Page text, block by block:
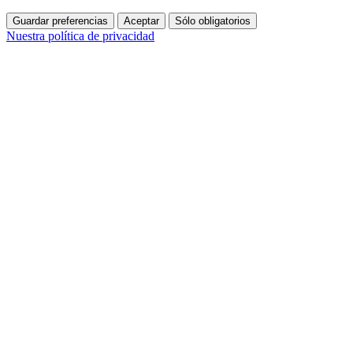
Guardar preferencias Aceptar Sólo obligatorios
Nuestra política de privacidad